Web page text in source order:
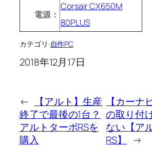
電源：
Corsair CX650M
80PLUS
カテゴリ:自作PC
2018年12月17日
←
【アルト】生産
終了で最後の1台？
アルトターボRSを
購入
【カーナ
の取り付
ない【ア
RS】
→